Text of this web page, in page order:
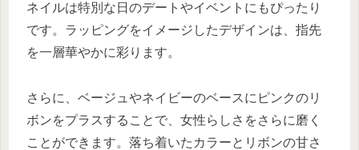
ネイルは特別な日のデートやイベントにもぴったり
です。ラッピングをイメージしたデザインは、指先
を一層華やかに彩ります。
さらに、ベージュやネイビーのベースにピンクのリ
ボンをプラスすることで、女性らしさをさらに磨く
ことができます。落ち着いたカラーとリボンの甘さ